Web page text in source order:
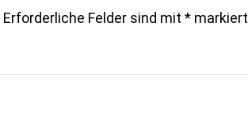
Erforderliche Felder sind mit * markiert